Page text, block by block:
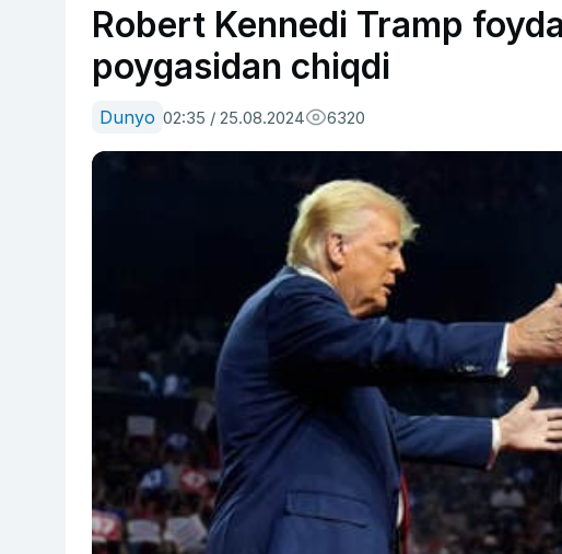
Robert Kennedi Tramp
poygasidan chiqdi
Dunyo 02:35 / 25.08.2024 6320